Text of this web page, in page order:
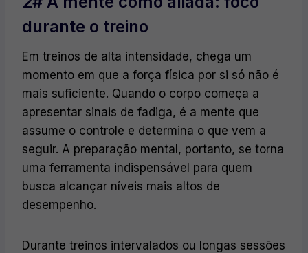
durante o treino
Em treinos de alta intensidade, chega um
momento em que a força física por si só não é
mais suficiente. Quando o corpo começa a
apresentar sinais de fadiga, é a mente que
assume o controle e determina o que vem a
seguir. A preparação mental, portanto, se torna
uma ferramenta indispensável para quem
busca alcançar níveis mais altos de
desempenho.
Durante treinos intervalados ou longas sessões